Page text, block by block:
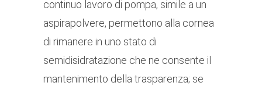
continuo lavoro di pompa, simile a un
aspirapolvere, permettono alla cornea
di rimanere in uno stato di
semidisidratazione che ne consente il
mantenimento della trasparenza; se